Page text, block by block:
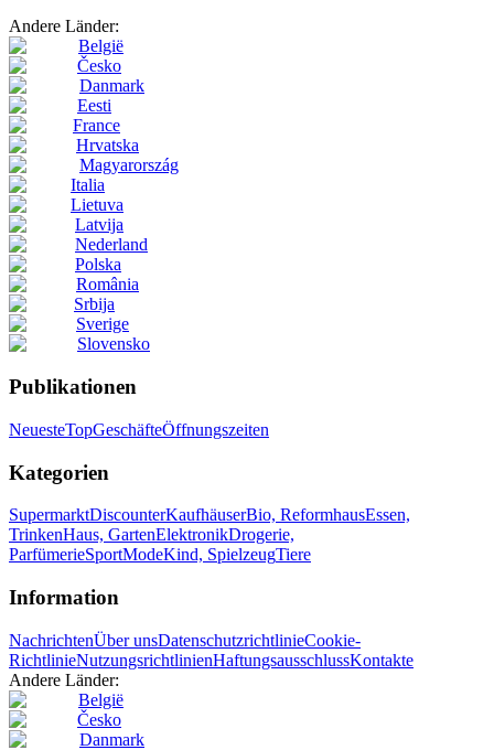
Andere Länder:
België
Česko
Danmark
Eesti
France
Hrvatska
Magyarország
Italia
Lietuva
Latvija
Nederland
Polska
România
Srbija
Sverige
Slovensko
Publikationen
NeuesteTopGeschäfteÖffnungszeiten
Kategorien
SupermarktDiscounterKaufhäuserBio, ReformhausEssen,
TrinkenHaus, GartenElektronikDrogerie,
ParfümerieSportModeKind, SpielzeugTiere
Information
NachrichtenÜber unsDatenschutzrichtlinieCookie-
RichtlinieNutzungsrichtlinienHaftungsausschlussKontakte
Andere Länder:
België
Česko
Danmark